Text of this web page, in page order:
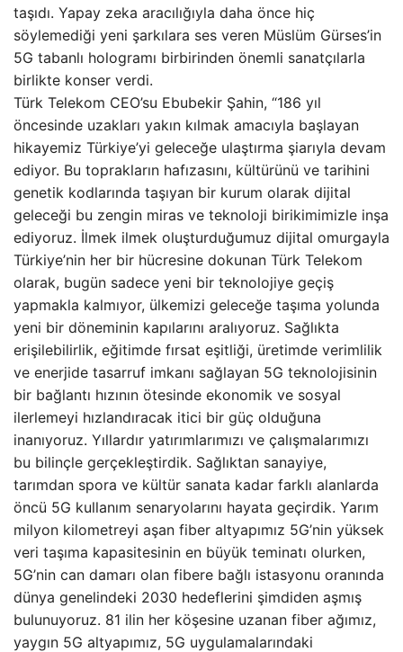
taşıdı. Yapay zeka aracılığıyla daha önce hiç
söylemediği yeni şarkılara ses veren Müslüm Gürses’in
5G tabanlı hologramı birbirinden önemli sanatçılarla
birlikte konser verdi.
Türk Telekom CEO’su Ebubekir Şahin, “186 yıl
öncesinde uzakları yakın kılmak amacıyla başlayan
hikayemiz Türkiye’yi geleceğe ulaştırma şiarıyla devam
ediyor. Bu toprakların hafızasını, kültürünü ve tarihini
genetik kodlarında taşıyan bir kurum olarak dijital
geleceği bu zengin miras ve teknoloji birikimimizle inşa
ediyoruz. İlmek ilmek oluşturduğumuz dijital omurgayla
Türkiye’nin her bir hücresine dokunan Türk Telekom
olarak, bugün sadece yeni bir teknolojiye geçiş
yapmakla kalmıyor, ülkemizi geleceğe taşıma yolunda
yeni bir döneminin kapılarını aralıyoruz. Sağlıkta
erişilebilirlik, eğitimde fırsat eşitliği, üretimde verimlilik
ve enerjide tasarruf imkanı sağlayan 5G teknolojisinin
bir bağlantı hızının ötesinde ekonomik ve sosyal
ilerlemeyi hızlandıracak itici bir güç olduğuna
inanıyoruz. Yıllardır yatırımlarımızı ve çalışmalarımızı
bu bilinçle gerçekleştirdik. Sağlıktan sanayiye,
tarımdan spora ve kültür sanata kadar farklı alanlarda
öncü 5G kullanım senaryolarını hayata geçirdik. Yarım
milyon kilometreyi aşan fiber altyapımız 5G’nin yüksek
veri taşıma kapasitesinin en büyük teminatı olurken,
5G’nin can damarı olan fibere bağlı istasyonu oranında
dünya genelindeki 2030 hedeflerini şimdiden aşmış
bulunuyoruz. 81 ilin her köşesine uzanan fiber ağımız,
yaygın 5G altyapımız, 5G uygulamalarındaki